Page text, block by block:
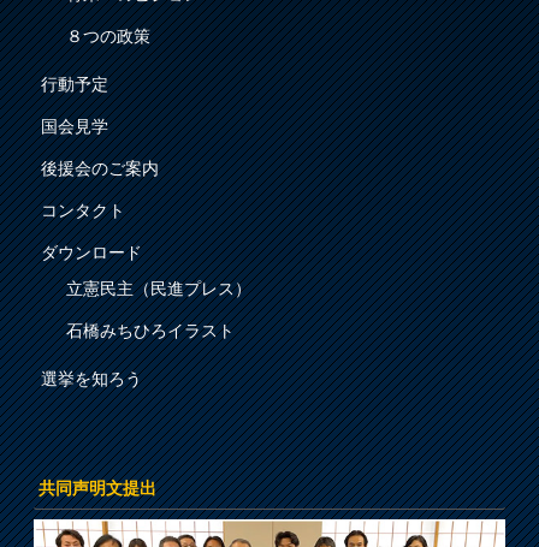
８つの政策
行動予定
国会見学
後援会のご案内
コンタクト
ダウンロード
立憲民主（民進プレス）
石橋みちひろイラスト
選挙を知ろう
共同声明文提出